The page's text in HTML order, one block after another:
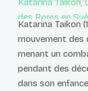
Katarina Taikon,
des Roms en
Katarina Taikon
mouvement des
menant un
pendant des
dans son